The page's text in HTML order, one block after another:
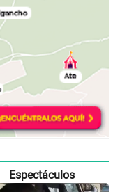
Espectáculos